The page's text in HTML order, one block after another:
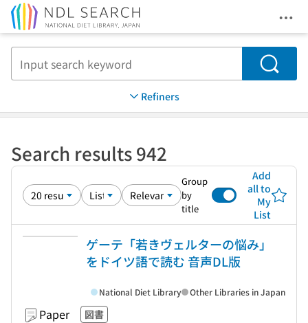
Search
Refiners
Search results 942
Group
by
title
Add
all to
My
List
ゲーテ「若きヴェルターの悩み」
をドイツ語で読む 音声DL版
Paper 図書
National Diet Library Other Libraries in Japan